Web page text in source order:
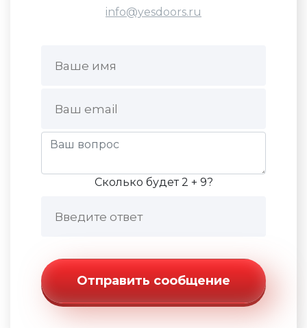
info@yesdoors.ru
Сколько будет 2 + 9?
Отправить сообщение